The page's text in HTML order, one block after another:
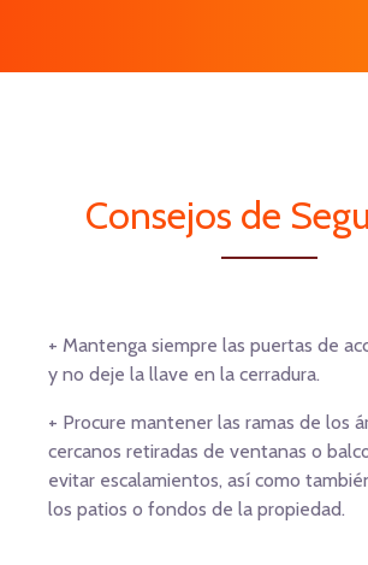
Consejos de
+ Mantenga siempre las puertas de
y no deje la llave en la cerradura.
+ Procure mantener las ramas de los
cercanos retiradas de ventanas o
evitar escalamientos, así como
los patios o fondos de la propiedad.